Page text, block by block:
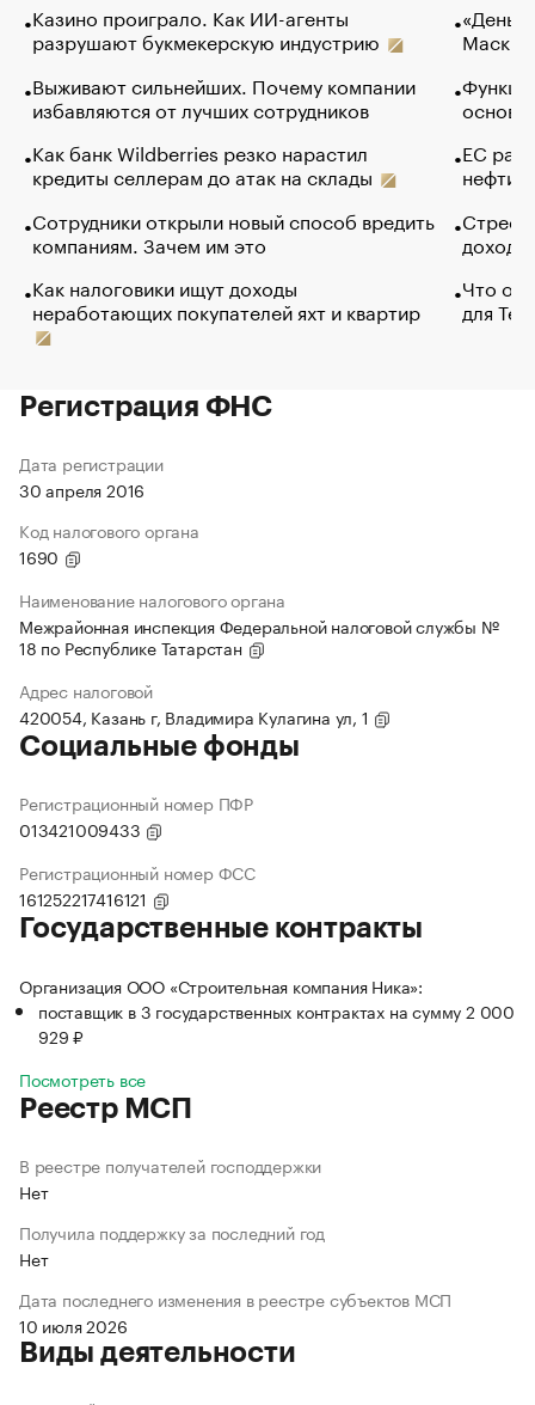
Казино проиграло. Как ИИ-агенты
разрушают букмекерскую индустрию
Выживают сильнейших. Почему компании
избавляются от лучших сотрудников
Как банк Wildberries резко нарастил
кредиты селлерам до атак на склады
Сотрудники открыли новый способ вредить
компаниям. Зачем им это
Как налоговики ищут доходы
неработающих покупателей яхт и квартир
Маск в
основ
ЕС
нефти
Что
для
Регистрация ФНС
Дата регистрации
30 апреля 2016
Код налогового органа
1690
Наименование налогового органа
Межрайонная инспекция Федеральной налоговой службы №
18 по Республике Татарстан
Адрес налоговой
420054, Казань г, Владимира Кулагина ул, 1
Социальные фонды
Регистрационный номер ПФР
013421009433
Регистрационный номер ФСС
161252217416121
Государственные контракты
Организация ООО «Строительная компания Ника»:
поставщик в 3 государственных контрактах на сумму 2 000
929 ₽
Посмотреть все
Реестр МСП
В реестре получателей господдержки
Нет
Получила поддержку за последний год
Нет
Дата последнего изменения в реестре субъектов МСП
10 июля 2026
Виды деятельности